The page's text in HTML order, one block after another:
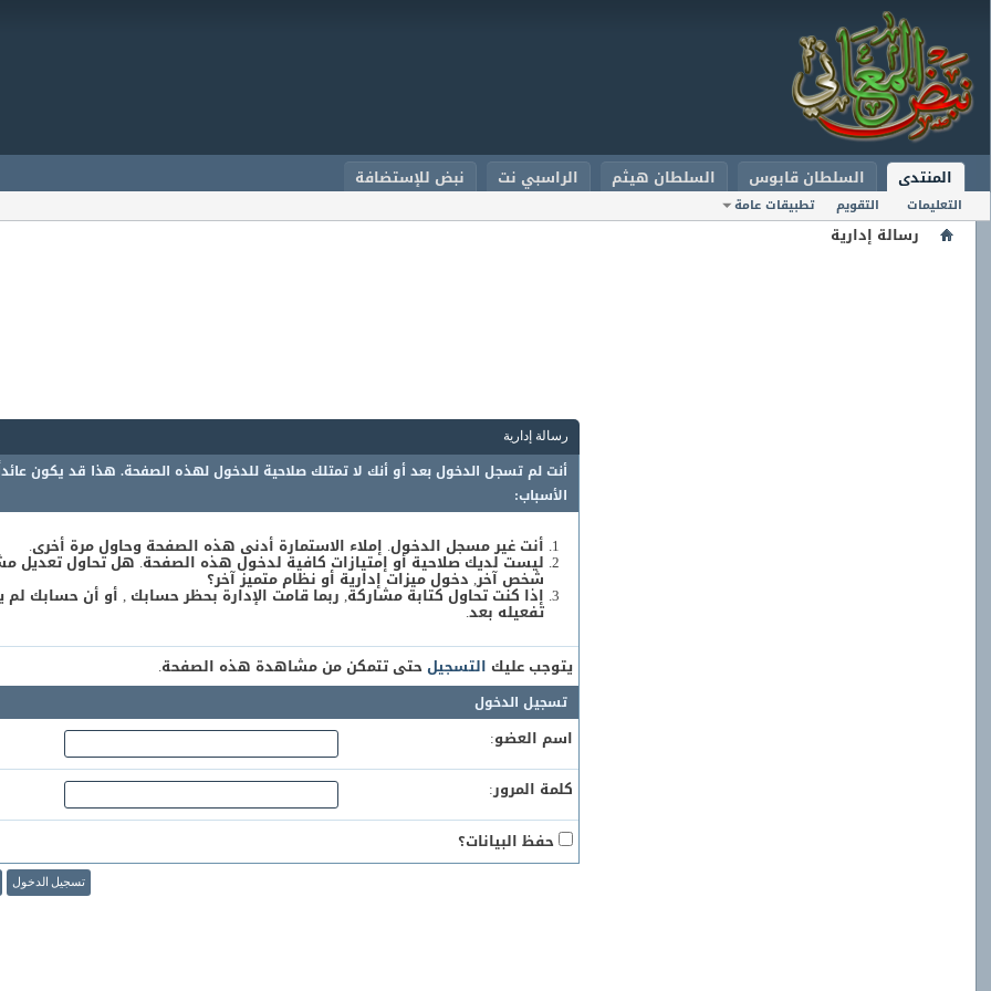
المنتدى
التعليمات التقويم تطبيقات عامة
السلطان قابوس السلطان هيثم الراسبي نت نبض للإستضافة
رسالة إدارية
رسالة إدارية
أنت لم تسجل الدخول بعد أو أنك لا تمتلك صلاحية للدخول لهذه الصفحة. هذا قد يكون
الأسباب:
أنت غير مسجل الدخول. إملاء الاستمارة أدنى هذه الصفحة وحاول مرة أخرى.
ليست لديك صلاحية أو إمتيازات كافية لدخول هذه الصفحة. هل تحاول تعديل
شخص آخر, دخول ميزات إدارية أو نظام متميز آخر؟
إذا كنت تحاول كتابة مشاركة, ربما قامت الإدارة بحظر حسابك , أو أن حسابك لم
تفعيله بعد.
يتوجب عليك التسجيلحتى تتمكن من مشاهدة هذه الصفحة.
تسجيل الدخول
اسم العضو:
كلمة المرور:
حفظ البيانات؟